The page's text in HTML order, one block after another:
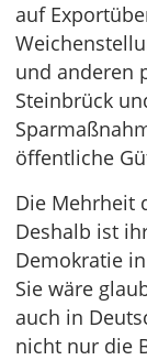
auf
und anderen
Steinbrück
öffentliche
Die Mehrheit
Deshalb ist
Demokratie
Sie wäre
auch in
nicht nur die